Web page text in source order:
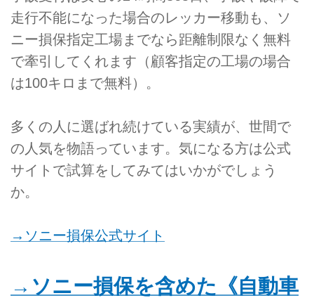
走行不能になった場合のレッカー移動も、ソ
ニー損保指定工場までなら距離制限なく無料
で牽引してくれます（顧客指定の工場の場合
は100キロまで無料）。
多くの人に選ばれ続けている実績が、世間で
の人気を物語っています。気になる方は公式
サイトで試算をしてみてはいかがでしょう
か。
→ソニー損保公式サイト
→ソニー損保を含めた《自動車